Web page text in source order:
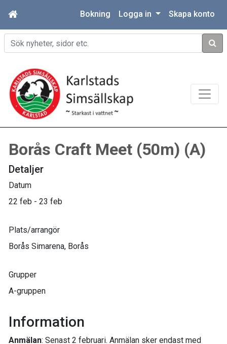
Bokning Logga in Skapa konto
Sök
Borås Craft Meet (50m) (A)
Detaljer
Datum
22 feb - 23 feb
Plats/arrangör
Borås Simarena, Borås
Grupper
A-gruppen
Information
Anmälan: Senast 2 februari. Anmälan sker endast med